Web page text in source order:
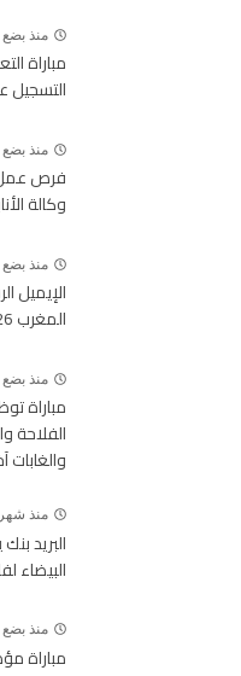
منذ بضع
التسجيل
منذ بضع
فرص عمل
وكالة
منذ بضع
المغرب BIMO 2026
منذ بضع
الفلاحة
والغابات آخر
منذ شهر
البيضاء
منذ بضع
مباراة